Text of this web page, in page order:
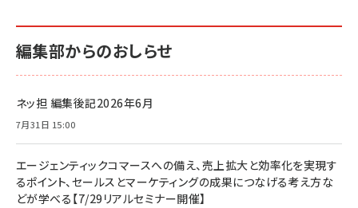
編集部からのおしらせ
ネッ担 編集後記2026年6月
7月31日 15:00
エージェンティックコマースへの備え、売上拡大と効率化を実現す
るポイント、セールスとマーケティングの成果につなげる考え方な
どが学べる【7/29リアルセミナー開催】